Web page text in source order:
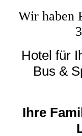
Wir haben
Hotel für
Bus &
Ihre